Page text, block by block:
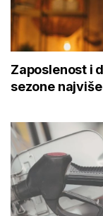
Zaposlenost i
sezone